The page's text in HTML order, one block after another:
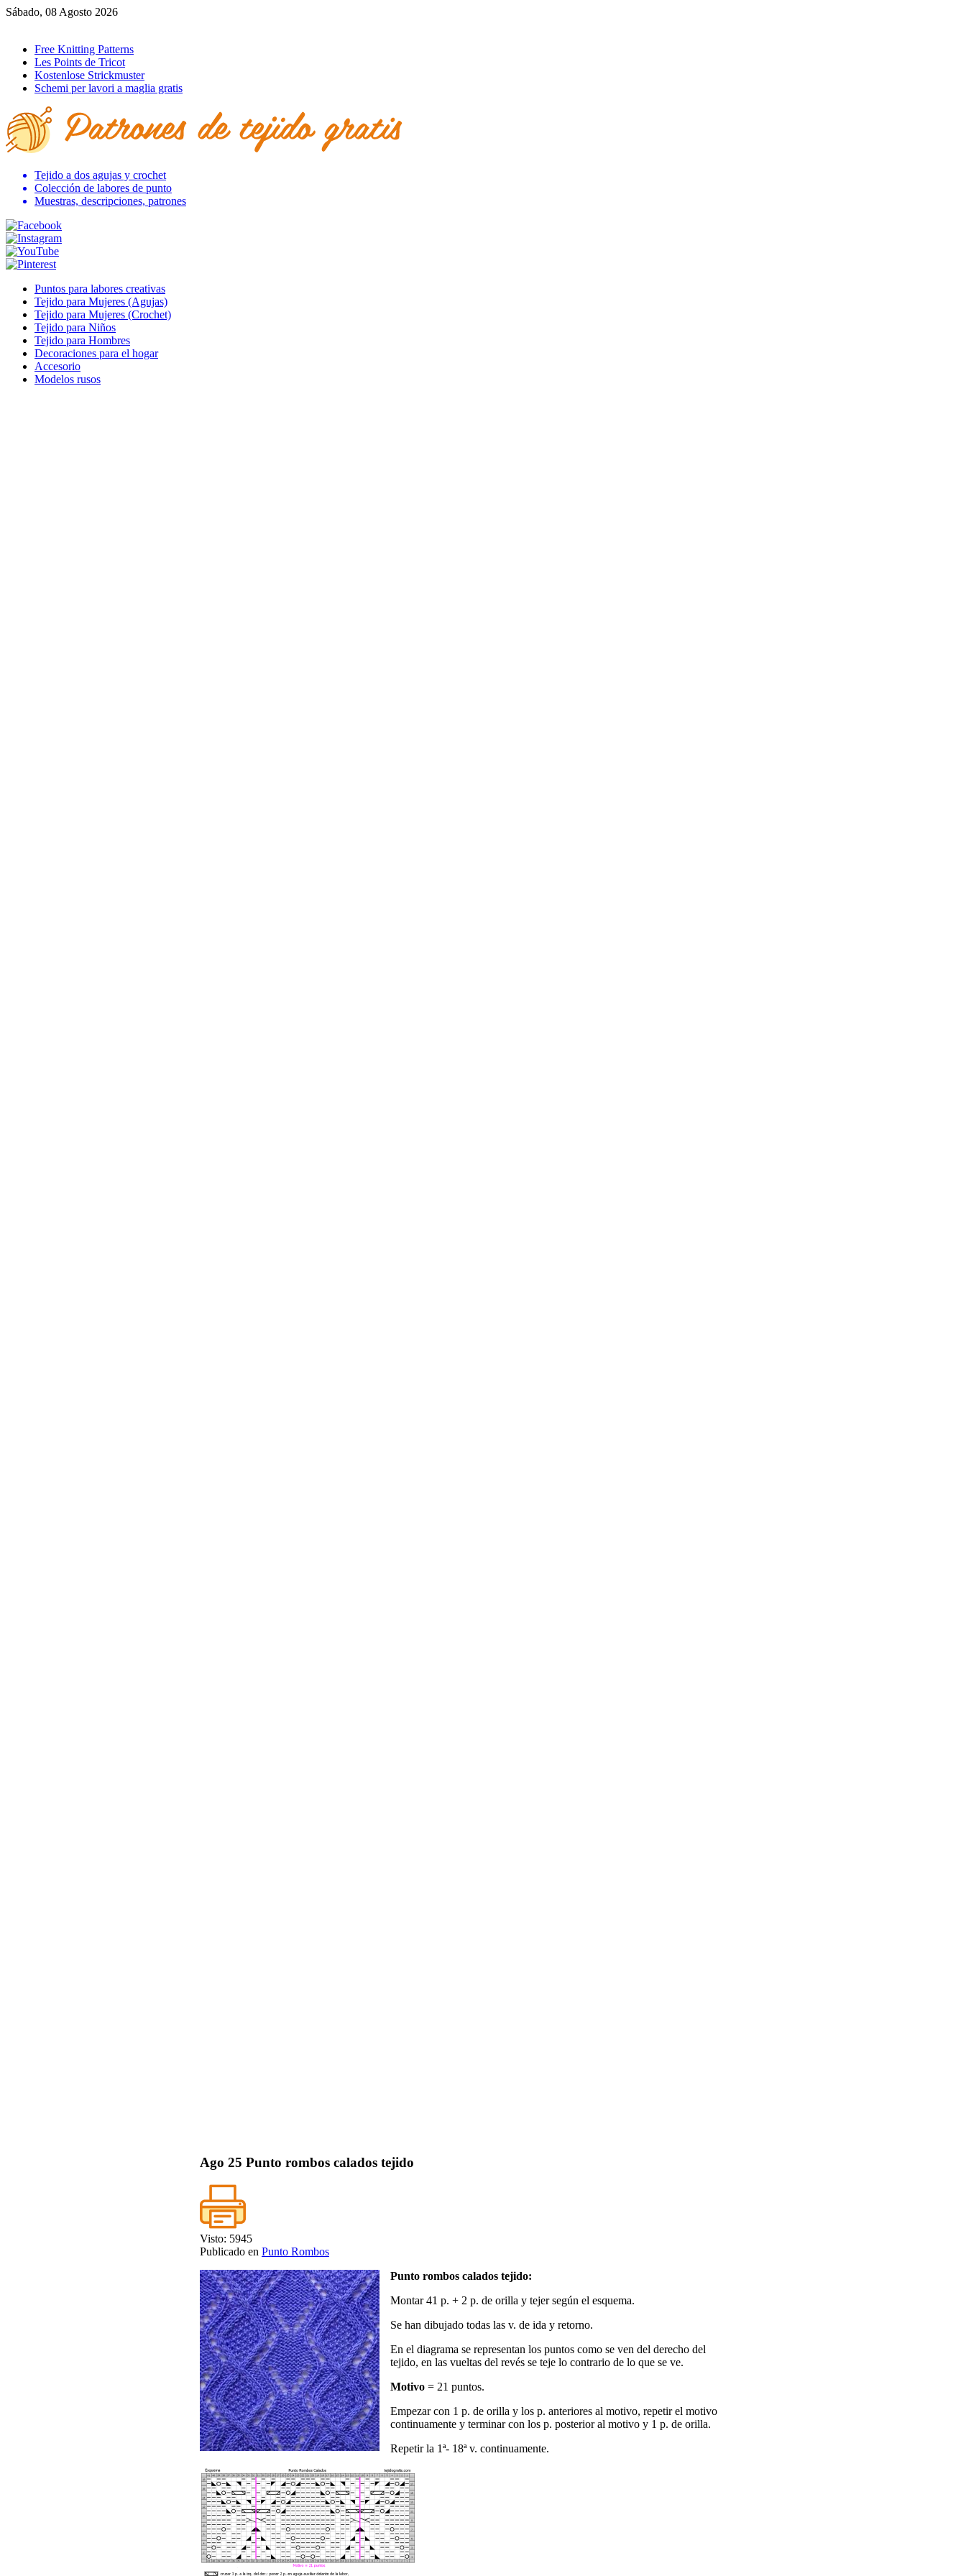
Sábado, 08 Agosto 2026
Free Knitting Patterns
Les Points de Tricot
Kostenlose Strickmuster
Schemi per lavori a maglia gratis
Tejido a dos agujas y crochet
Colección de labores de punto
Muestras, descripciones, patrones
Puntos para labores creativas
Tejido para Mujeres (Agujas)
Tejido para Mujeres (Crochet)
Tejido para Niños
Tejido para Hombres
Decoraciones para el hogar
Accesorio
Modelos rusos
Ago 25 Punto rombos calados tejido
Visto: 5945
Publicado en Punto Rombos
Punto rombos calados tejido:
Montar 41 p. + 2 p. de orilla y tejer según el esquema.
Se han dibujado todas las v. de ida y retorno.
En el diagrama se representan los puntos como se ven del derecho del
tejido, en las vueltas del revés se teje lo contrario de lo que se ve.
Motivo = 21 puntos.
Empezar con 1 p. de orilla y los p. anteriores al motivo, repetir el motivo
continuamente y terminar con los p. posterior al motivo y 1 p. de orilla.
Repetir la 1ª- 18ª v. continuamente.